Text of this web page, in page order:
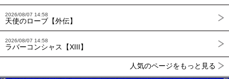
2026/08/07 14:58
天使のローブ【外伝】
2026/08/07 14:58
ラバーコンシャス【XIII】
人気のページをもっと見る